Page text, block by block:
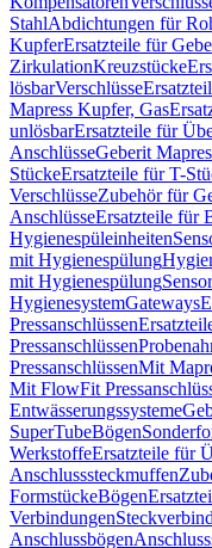
StahlAbdichtungen für
KupferErsatzteile für
ZirkulationKreuzstücke
lösbarVerschlüsse
Mapress Kupfer, Gas
unlösbarErsatzteile für
AnschlüsseGeberit
StückeErsatzteile für T-
VerschlüsseZubehör für
AnschlüsseErsatzteile für
Hygienespüleinheiten
mit Hygienespülung
mit Hygienespülung
HygienesystemGateways
Pressanschlüssen
Pressanschlüssen
PressanschlüssenMit
Mit FlowFit
Entwässerungssysteme
SuperTubeBögen
WerkstoffeErsatzteile für
Anschlusssteckmuffen
FormstückeBögen
Verbindungen
Anschlussbögen